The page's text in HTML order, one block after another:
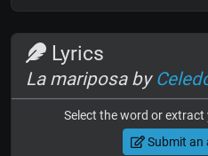
Lyrics
La mariposa by
Select the word or
Submit an